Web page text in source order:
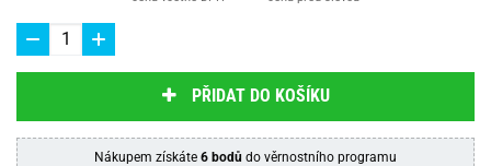
PŘIDAT DO KOŠÍKU
Nákupem získáte 6 bodů do věrnostního programu